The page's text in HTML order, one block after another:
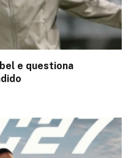
e questiona